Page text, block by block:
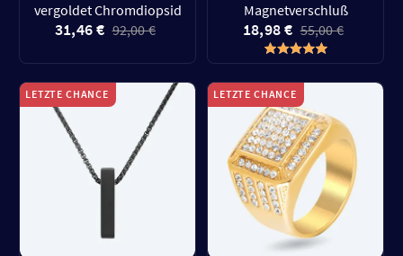
vergoldet Chromdiopsid
31,46 € 92,00 €
Magnetverschluß
18,98 € 55,00 €
LETZTE CHANCE LETZTE CHANCE